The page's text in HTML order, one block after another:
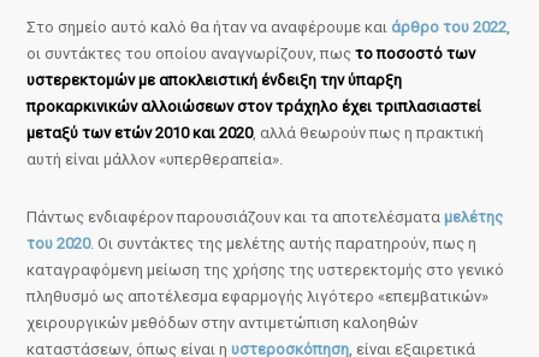
Στο σημείο αυτό καλό θα ήταν να αναφέρουμε και άρθρο του 2022,
οι συντάκτες του οποίου αναγνωρίζουν, πωςτο ποσοστό των
υστερεκτομών με αποκλειστική ένδειξη την ύπαρξη
προκαρκινικών αλλοιώσεων στον τράχηλο έχει τριπλασιαστεί
μεταξύ των ετών 2010 και 2020, αλλά θεωρούν πως η πρακτική
αυτή είναι μάλλον «υπερθεραπεία».
Πάντως ενδιαφέρον παρουσιάζουν και τα αποτελέσματαμελέτης
του 2020. Οι συντάκτες της μελέτης αυτής παρατηρούν, πως η
καταγραφόμενη μείωση της χρήσης της υστερεκτομής στο γενικό
πληθυσμό ως αποτέλεσμα εφαρμογής λιγότερο «επεμβατικών»
χειρουργικών μεθόδων στην αντιμετώπιση καλοηθών
καταστάσεων, όπως είναι ηυστεροσκόπηση, είναι εξαιρετικά